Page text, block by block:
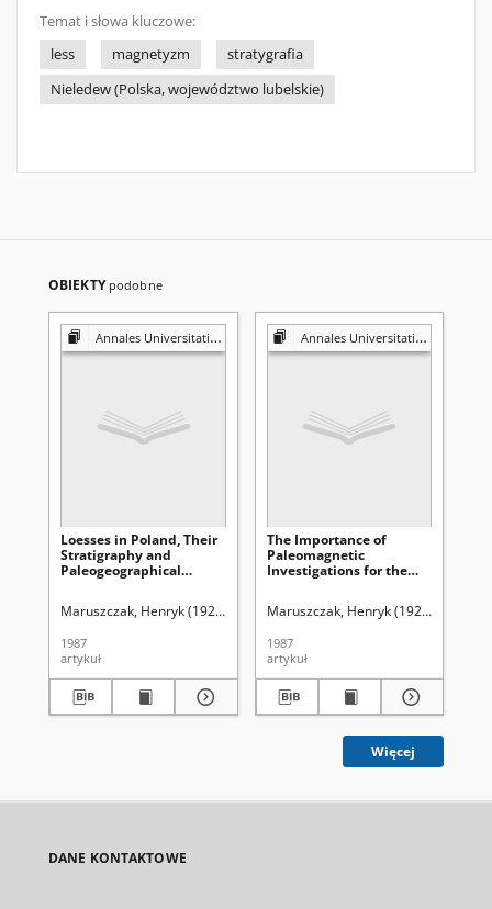
Temat i słowa kluczowe:
less
magnetyzm
stratygrafia
Nieledew (Polska, województwo lubelskie)
OBIEKTY podobne
Annales Universitatis Mariae Curie-Skłodowska. Sectio B, Geographia, Geologia, Mineralogia et Petrographia
Loesses in Poland, Their
Stratigraphy and
Paleogeographical
Maruszczak, Henryk (1922-2012)
Uniwersytet Marii Curie-
1987
artykuł
Annales Universitatis Mariae Curie-Skłodowska. Sectio B, Geographia, Geologia, Mineralogia et Petrographia
The Importance of
Paleomagnetic
Investigations for the
of the Section at Łopatki
Maruszczak, Henryk (1922-2012)
1987
artykuł
Więcej
DANE KONTAKTOWE